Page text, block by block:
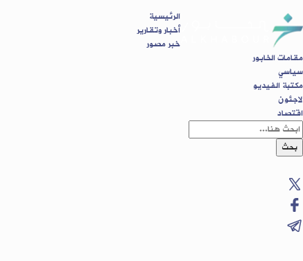
الرئيسية
أخبار وتقارير
خبر مصور
مقامات الخابور
سياسي
مكتبة الفيديو
لاجئون
اقتصاد
بحث